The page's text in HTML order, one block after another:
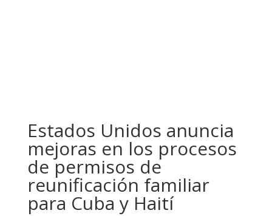
Estados Unidos anuncia
mejoras en los procesos
de permisos de
reunificación familiar
para Cuba y Haití